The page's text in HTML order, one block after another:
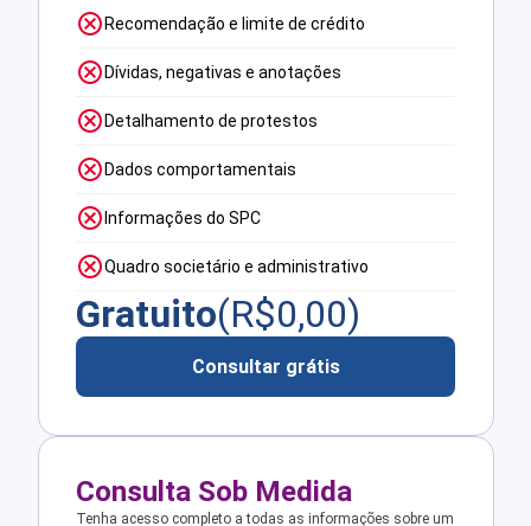
Recomendação e limite de crédito
Dívidas, negativas e anotações
Detalhamento de protestos
Dados comportamentais
Informações do SPC
Quadro societário e administrativo
Gratuito(R$0,00)
Consultar grátis
Consulta Sob Medida
Tenha acesso completo a todas as informações sobre um